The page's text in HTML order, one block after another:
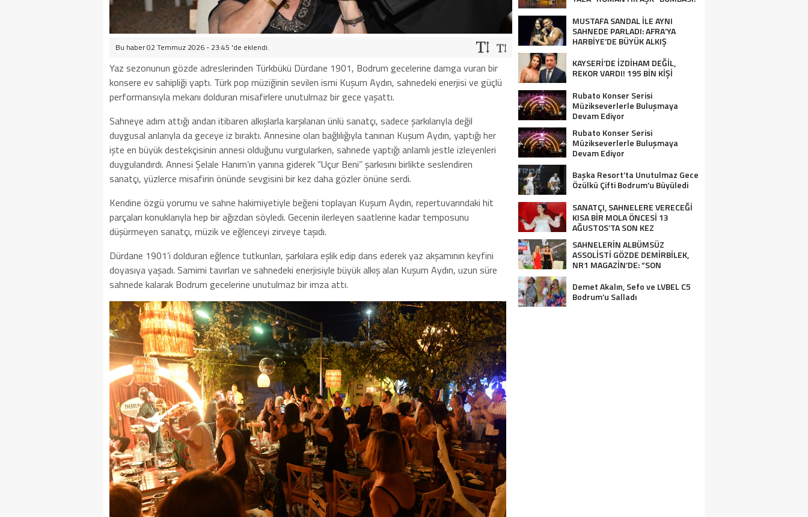
Bu haber 02 Temmuz 2026 - 23:45 'de eklendi.
Yaz sezonunun gözde adreslerinden Türkbükü Dürdane 1901, Bodrum gecelerine damga vuran bir
konsere ev sahipliği yaptı. Türk pop müziğinin sevilen ismi Kuşum Aydın, sahnedeki enerjisi ve güçlü
performansıyla mekanı dolduran misafirlere unutulmaz bir gece yaşattı.
Sahneye adım attığı andan itibaren alkışlarla karşılanan ünlü sanatçı, sadece şarkılarıyla değil
duygusal anlarıyla da geceye iz bıraktı. Annesine olan bağlılığıyla tanınan Kuşum Aydın, yaptığı her
işte en büyük destekçisinin annesi olduğunu vurgularken, sahnede yaptığı anlamlı jestle izleyenleri
duygulandırdı. Annesi Şelale Hanım’ın yanına giderek “Uçur Beni” şarkısını birlikte seslendiren
sanatçı, yüzlerce misafirin önünde sevgisini bir kez daha gözler önüne serdi.
Kendine özgü yorumu ve sahne hakimiyetiyle beğeni toplayan Kuşum Aydın, repertuvarındaki hit
parçaları konuklarıyla hep bir ağızdan söyledi. Gecenin ilerleyen saatlerine kadar temposunu
düşürmeyen sanatçı, müzik ve eğlenceyi zirveye taşıdı.
Dürdane 1901’i dolduran eğlence tutkunları, şarkılara eşlik edip dans ederek yaz akşamının keyfini
doyasıya yaşadı. Samimi tavırları ve sahnedeki enerjisiyle büyük alkış alan Kuşum Aydın, uzun süre
sahnede kalarak Bodrum gecelerine unutulmaz bir imza attı.
MUSTAFA SANDAL İLE AYNI
SAHNEDE PARLADI: AFRA’YA
HARBİYE’DE BÜYÜK ALKIŞ
KAYSERİ’DE İZDİHAM DEĞİL,
REKOR VARDI! 195 BİN KİŞİ
Rubato Konser Serisi
Müzikseverlerle Buluşmaya
Devam Ediyor
Rubato Konser Serisi
Müzikseverlerle Buluşmaya
Devam Ediyor
Başka Resort’ta Unutulmaz Gece
Özülkü Çifti Bodrum’u Büyüledi
SANATÇI, SAHNELERE VERECEĞİ
KISA BİR MOLA ÖNCESİ 13
AĞUSTOS’TA SON KEZ
HARBİYE’DE OLACAK!
SAHNELERİN ALBÜMSÜZ
ASSOLİSTİ GÖZDE DEMİRBİLEK,
NR1 MAGAZİN’DE: “SON
OLACAĞIM!”
Demet Akalın, Sefo ve LVBEL C5
Bodrum’u Salladı